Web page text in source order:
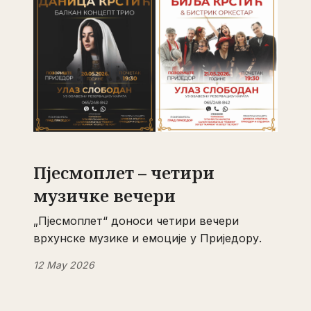
Пјесмоплет – четири
музичке вечери
„Пјесмоплет“ доноси четири вечери
врхунске музике и емоције у Приједору.
12 May 2026